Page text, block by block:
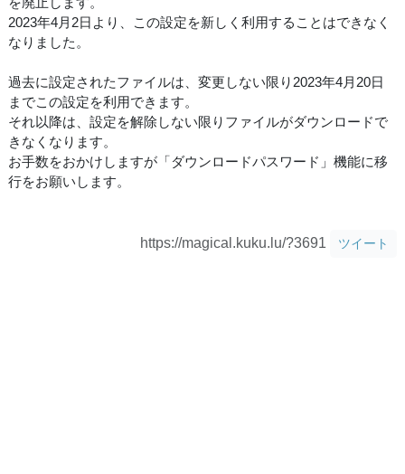
2023年4月2日より、この設定を新しく利用することはできなく
なりました。
過去に設定されたファイルは、変更しない限り2023年4月20日
までこの設定を利用できます。
それ以降は、設定を解除しない限りファイルがダウンロードで
きなくなります。
お手数をおかけしますが「ダウンロードパスワード」機能に移
行をお願いします。
https://magical.kuku.lu/?3691 ツイート